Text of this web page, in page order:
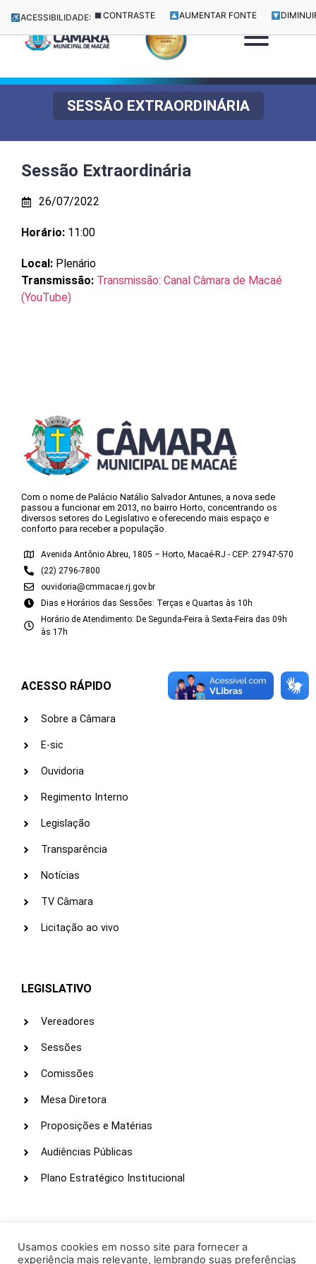
ACESSIBILIDADE: CONTRASTE AUMENTAR FONTE
SESSÃO EXTRAORDINÁRIA
Sessão Extraordinária
26/07/2022
Horário: 11:00
Local: Plenário
Transmissão: Transmissão: Canal Câmara de Macaé
(YouTube)
Com o nome de Palácio Natálio Salvador Antunes, a nova sede
passou a funcionar em 2013, no bairro Horto, concentrando os
diversos setores do Legislativo e oferecendo mais espaço e
conforto para receber a população.
Avenida Antônio Abreu, 1805 – Horto, Macaé-RJ - CEP: 27947-570
(22) 2796-7800
ouvidoria@cmmacae.rj.gov.br
Dias e Horários das Sessões: Terças e Quartas às 10h
Horário de Atendimento: De Segunda-Feira à Sexta-Feira das 09h
às 17h
ACESSO RÁPIDO
Sobre a Câmara
E-sic
Ouvidoria
Regimento Interno
Legislação
Transparência
Notícias
TV Câmara
Licitação ao vivo
LEGISLATIVO
Vereadores
Sessões
Comissões
Mesa Diretora
Proposições e Matérias
Audiências Públicas
Plano Estratégico Institucional
Webmail
Usamos cookies em nosso site para fornecer a
experiência mais relevante, lembrando suas preferências